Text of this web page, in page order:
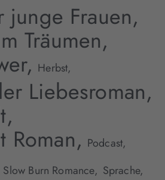
junge Frauen,
Träumen,
Herbst,
Liebesroman,
Roman, Podcast,
Slow Burn Romance, Sprache,